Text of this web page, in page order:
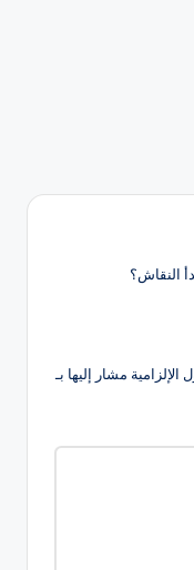
النقاش؟
الإلزامية مشار إليها بـ